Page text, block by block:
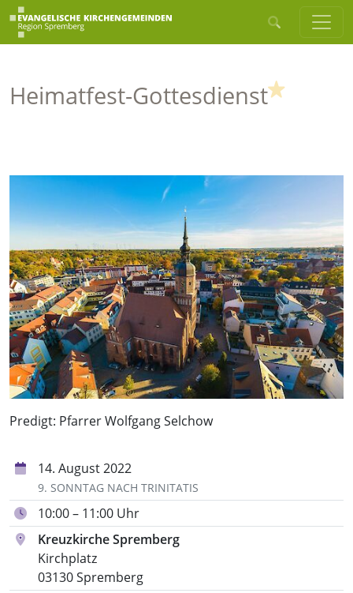
Heimatfest-Gottesdienst
Predigt: Pfarrer Wolfgang Selchow
14. August 2022
9. SONNTAG NACH TRINITATIS
10:00 – 11:00 Uhr
Kreuzkirche Spremberg
Kirchplatz
03130 Spremberg